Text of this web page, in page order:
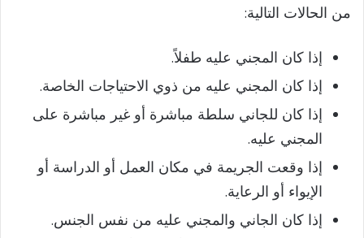
من الحالات التالية:
إذا كان المجني عليه طفلاً.
إذا كان المجني عليه من ذوي الاحتياجات الخاصة.
إذا كان للجاني سلطة مباشرة أو غير مباشرة على
المجني عليه.
إذا وقعت الجريمة في مكان العمل أو الدراسة أو
الإيواء أو الرعاية.
إذا كان الجاني والمجني عليه من نفس الجنس.